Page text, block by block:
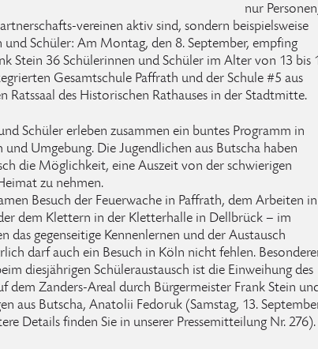
nur
vereinen aktiv sind, sondern beispielsweise
und Schüler: Am Montag, den 8. September, empfing
Stein 36 Schülerinnen und Schüler im Alter von 13 bis
Gesamtschule Paffrath und der Schule #5 aus
Ratssaal des Historischen Rathauses in der Stadtmitte.
Schüler erleben zusammen ein buntes Programm in
und Umgebung. Die Jugendlichen aus Butscha haben
die Möglichkeit, eine Auszeit von der schwierigen
zu nehmen.
Besuch der Feuerwache in Paffrath, dem Arbeiten in
dem Klettern in der Kletterhalle in Dellbrück – im
das gegenseitige Kennenlernen und der Austausch
darf auch ein Besuch in Köln nicht fehlen.
diesjährigen Schüleraustausch ist die Einweihung des
dem Zanders-Areal durch Bürgermeister Frank Stein
aus Butscha, Anatolii Fedoruk (Samstag, 13.
Details finden Sie in unserer Pressemitteilung Nr. 276).